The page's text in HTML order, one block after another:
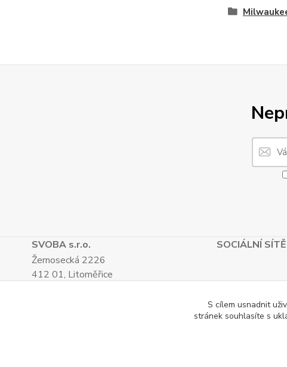
SVOBA s.r.o. SOCIÁLNÍ SÍTĚ
Žernosecká 2226
412 01, Litoměřice
S cílem usnadnit
stránek souhlasíte s